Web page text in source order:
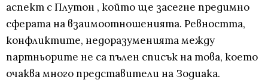
аспект с Плутон , който ще засегне предимно
сферата на взаимоотношенията. Ревността,
конфликтите, недоразуменията между
партньорите не са пълен списък на това, което
очаква много представители на Зодиака.